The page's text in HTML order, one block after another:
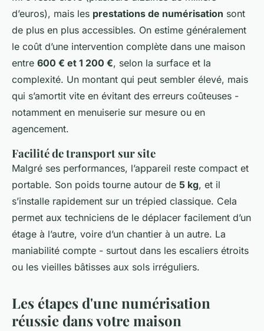
d’euros), mais les prestations de numérisation sont
de plus en plus accessibles. On estime généralement
le coût d’une intervention complète dans une maison
entre 600 € et 1 200 €, selon la surface et la
complexité. Un montant qui peut sembler élevé, mais
qui s’amortit vite en évitant des erreurs coûteuses -
notamment en menuiserie sur mesure ou en
agencement.
Facilité de transport sur site
Malgré ses performances, l’appareil reste compact et
portable. Son poids tourne autour de 5 kg, et il
s’installe rapidement sur un trépied classique. Cela
permet aux techniciens de le déplacer facilement d’un
étage à l’autre, voire d’un chantier à un autre. La
maniabilité compte - surtout dans les escaliers étroits
ou les vieilles bâtisses aux sols irréguliers.
Les étapes d'une numérisation
réussie dans votre maison